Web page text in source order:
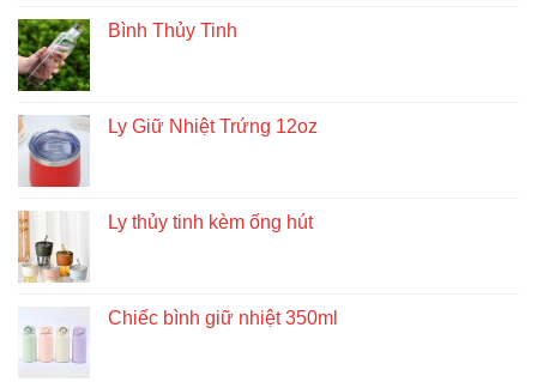
Bình Thủy Tinh
Ly Giữ Nhiệt Trứng 12oz
Ly thủy tinh kèm ống hút
Chiếc bình giữ nhiệt 350ml